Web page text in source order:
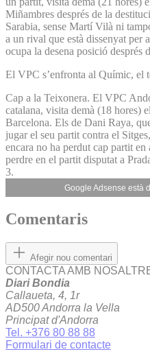
Miñambres després de la
Sarabia, sense Martí Vilà ni
a un rival que està dissenyat per
ocupa la desena posició després
El VPC s’enfronta al Químic, el
Cap a la Teixonera. El VPC
catalana, visita demà (18 hores)
Barcelona. Els de Dani Raya,
jugar el seu partit contra el
encara no ha perdut cap partit
perdre en el partit disputat a
3.
Google Adsense està
Comentaris
Afegir nou comentari
CONTACTA AMB
Diari Bondia
Callaueta, 4, 1r
AD500 Andorra la Vella
Principat d'Andorra
Tel. +376 80 88 88
Formulari de contacte